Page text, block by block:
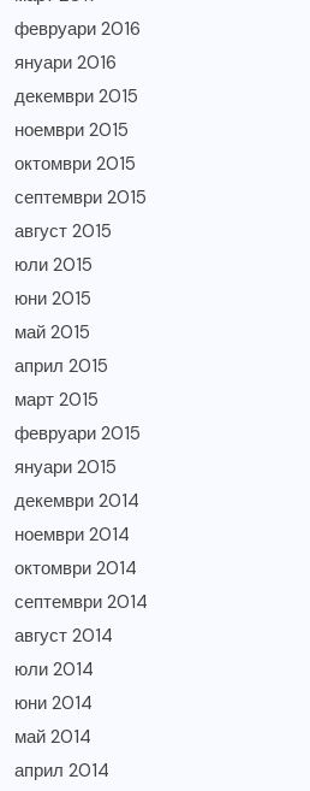
февруари 2016
януари 2016
декември 2015
ноември 2015
октомври 2015
септември 2015
август 2015
юли 2015
юни 2015
май 2015
април 2015
март 2015
февруари 2015
януари 2015
декември 2014
ноември 2014
октомври 2014
септември 2014
август 2014
юли 2014
юни 2014
май 2014
април 2014